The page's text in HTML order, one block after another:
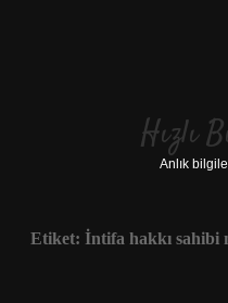
Hızlı
Anlık
Etiket: İntifa hakkı sahibi